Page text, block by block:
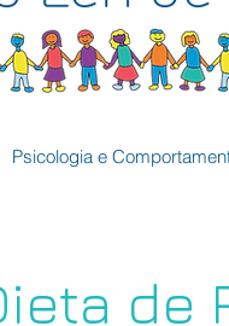
Psicologia e
de